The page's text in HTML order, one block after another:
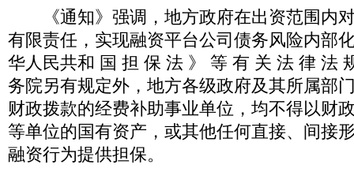
《通知》强调，地方政府在出资范围内
有限责任，实现融资平台公司债务风险内部
华人民共和 国 担 保 法 》 等 有 关 法 律 法
务院另有规定外，地方各级政府及其所属部
财政拨款的经费补助事业单位，均不得以财
等单位的国有资产，或其他任何直接、间接
融资行为提供担保。